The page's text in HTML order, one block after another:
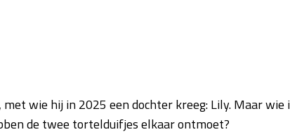
wie hij in 2025 een dochter kreeg: Lily. Maar wie
de twee tortelduifjes elkaar ontmoet?